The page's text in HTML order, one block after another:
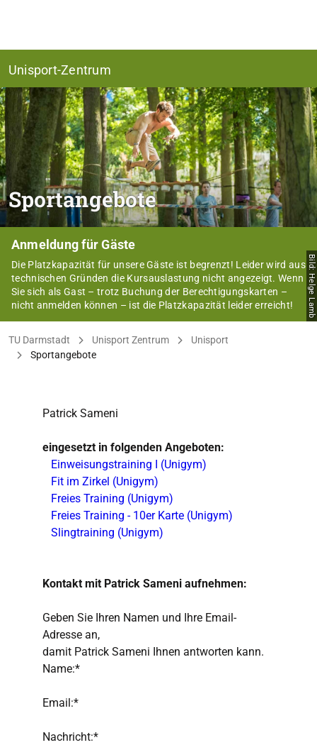
Unisport-Zentrum
Sportangebote
Anmeldung für Gäste
Die Platzkapazität für unsere Gäste ist begrenzt! Leider wird aus
technischen Gründen die Kursauslastung nicht angezeigt. Wenn
Sie sich als Gast – trotz Buchung der Berechtigungskarten –
nicht anmelden können – ist die Platzkapazität leider erreicht!
Bild: Helge Lamb
Sie befinden sich hier:
TU Darmstadt Unisport Zentrum
Unisport
Sportangebote
Patrick Sameni
eingesetzt in folgenden Angeboten:
Einweisungstraining I (Unigym)
Fit im Zirkel (Unigym)
Freies Training (Unigym)
Freies Training - 10er Karte (Unigym)
Slingtraining (Unigym)
Kontakt mit Patrick Sameni aufnehmen:
Geben Sie Ihren Namen und Ihre Email-
Adresse an,
damit Patrick Sameni Ihnen antworten kann.
Name:*
Email:*
Nachricht:*